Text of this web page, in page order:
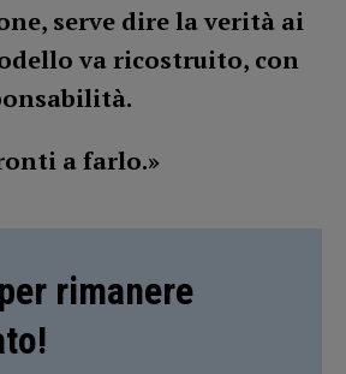
serve dire la verità ai
va ricostruito, con
a farlo.»
rimanere